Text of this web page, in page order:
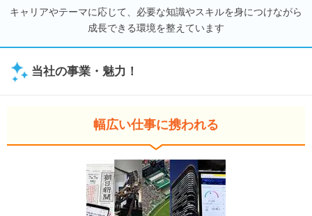
キャリアやテーマに応じて、必要な知識やスキルを身につけながら
成長できる環境を整えています
当社の事業・魅力！
幅広い仕事に携われる